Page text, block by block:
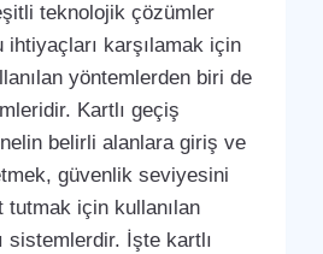
teknolojik çözümler
ihtiyaçları karşılamak için
yöntemlerden biri de
Kartlı geçiş
belirli alanlara giriş ve
güvenlik seviyesini
tutmak için kullanılan
sistemlerdir. İşte kartlı